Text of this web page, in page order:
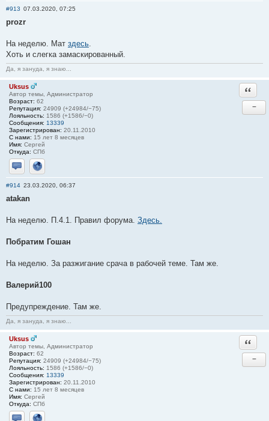
#913 07.03.2020, 07:25
prozr
На неделю. Мат здесь.
Хоть и слегка замаскированный.
Да, я зануда, я знаю...
Uksus
Автор темы, Администратор
Возраст: 62
Репутация: 24909 (+24984/−75)
Лояльность: 1586 (+1586/−0)
Сообщения: 13339
Зарегистрирован: 20.11.2010
С нами: 15 лет 8 месяцев
Имя: Сергей
Откуда: СПб
Отправить личное сообщение
Сайт
−
#914 23.03.2020, 06:37
atakan
На неделю. П.4.1. Правил форума. Здесь.
Побратим Гошан
На неделю. За разжигание срача в рабочей теме. Там же.
Валерий100
Предупреждение. Там же.
Да, я зануда, я знаю...
Uksus
Автор темы, Администратор
Возраст: 62
Репутация: 24909 (+24984/−75)
Лояльность: 1586 (+1586/−0)
Сообщения: 13339
Зарегистрирован: 20.11.2010
С нами: 15 лет 8 месяцев
Имя: Сергей
Откуда: СПб
−